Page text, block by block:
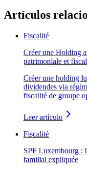
Artículos
Fiscalité
Créer une Holding
patrimoniale et
Créer une holding
dividendes via
fiscalité de groupe
Leer artículo
Fiscalité
SPF Luxembourg :
familial expliquée